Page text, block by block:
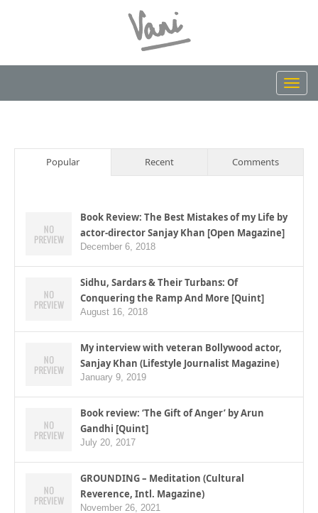
Popular Recent Comments
Book Review: The Best Mistakes of my Life by
actor-director Sanjay Khan [Open Magazine]
December 6, 2018
Sidhu, Sardars & Their Turbans: Of
Conquering the Ramp And More [Quint]
August 16, 2018
My interview with veteran Bollywood actor,
Sanjay Khan (Lifestyle Journalist Magazine)
January 9, 2019
Book review: ‘The Gift of Anger’ by Arun
Gandhi [Quint]
July 20, 2017
GROUNDING – Meditation (Cultural
Reverence, Intl. Magazine)
November 26, 2021